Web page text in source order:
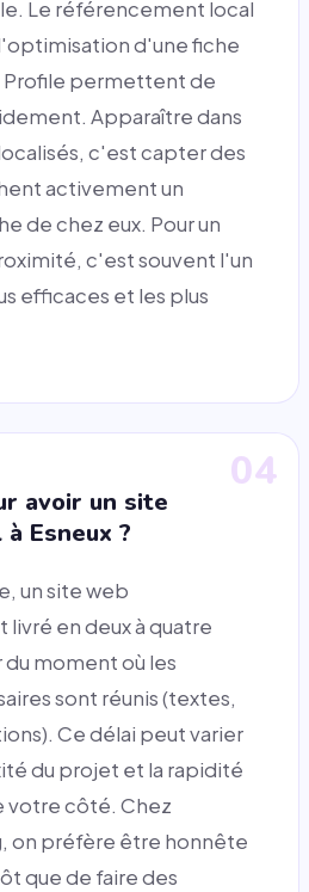
Le référencement local
d'une fiche
Profile permettent de
Apparaître dans
c'est capter des
activement un
de chez eux. Pour un
c'est souvent l'un
efficaces et les plus
04
avoir un site
Esneux ?
un site web
en deux à quatre
moment où les
sont réunis (textes,
Ce délai peut varier
du projet et la rapidité
votre côté. Chez
on préfère être honnête
que de faire des